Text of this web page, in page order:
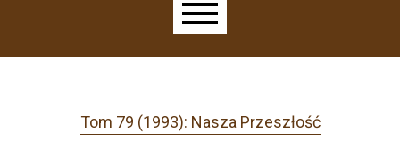
Tom 79 (1993): Nasza Przeszłość